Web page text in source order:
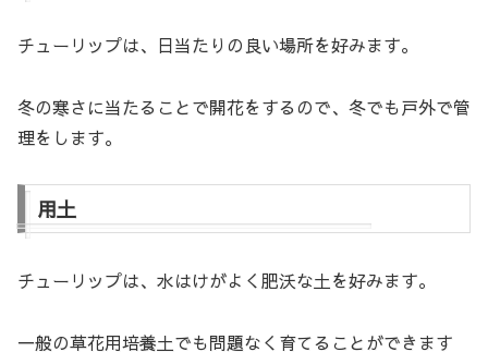
チューリップは、日当たりの良い場所を好みます。
冬の寒さに当たることで開花をするので、冬でも戸外で管
理をします。
用土
チューリップは、水はけがよく肥沃な土を好みます。
一般の草花用培養土でも問題なく育てることができます